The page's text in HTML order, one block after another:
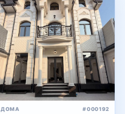
ДОМА #000192